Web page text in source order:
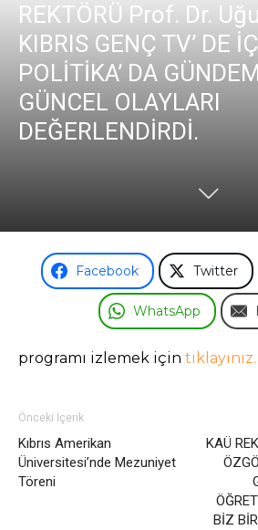
REKTÖRÜ Prof. Dr.
KIBRIS GENÇ TV’ DE
POLİTİKA’ DA
GÜNCEL OLAYLARI
DEĞERLENDİRDİ.
Facebook Twitter
WhatsApp
programı izlemek için
Önceki İçerik
Kıbrıs Amerikan
Üniversitesi’nde Mezuniyet
Töreni
KAÜ
BİZ